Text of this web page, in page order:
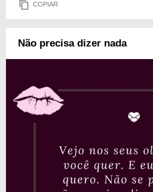
COPIAR
Não precisa dizer nada